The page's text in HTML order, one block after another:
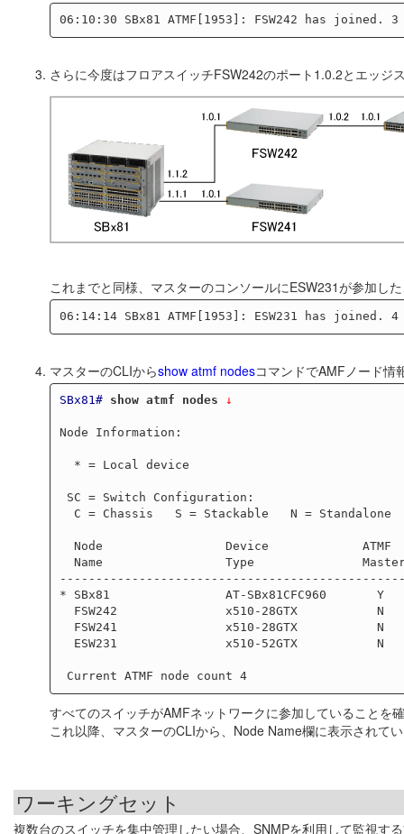
さらに今度はフロアスイッチFSW242のポート1.0.2とエッジ
これまでと同様、マスターのコンソールにESW231が参加し
マスターのCLIからshow atmf nodesコマンドでAMFノード情
SBx81# show atmf nodes ↓
Node Information:
* SBx81                AT-SBx81CFC960
Current ATMF node count 4
すべてのスイッチがAMFネットワークに参加していることを
これ以降、マスターのCLIから、Node Name欄に表示されて
ワーキングセット
複数台のスイッチを集中管理したい場合、SNMPを利用して監視す